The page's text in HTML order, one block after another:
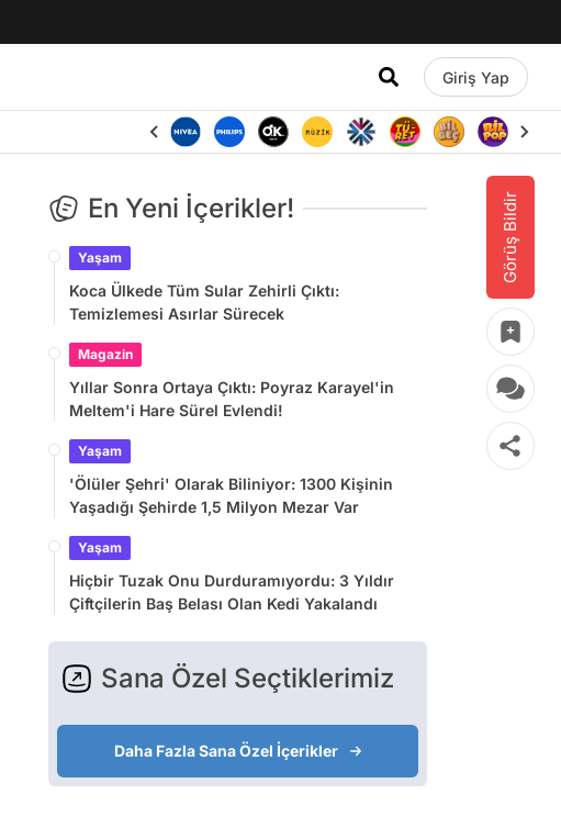
Giriş Yap
Görüş Bildir
En Yeni İçerikler!
Yaşam
Koca Ülkede Tüm Sular Zehirli Çıktı:
Temizlemesi Asırlar Sürecek
Magazin
Yıllar Sonra Ortaya Çıktı: Poyraz Karayel'in
Meltem'i Hare Sürel Evlendi!
Yaşam
'Ölüler Şehri' Olarak Biliniyor: 1300 Kişinin
Yaşadığı Şehirde 1,5 Milyon Mezar Var
Yaşam
Hiçbir Tuzak Onu Durduramıyordu: 3 Yıldır
Çiftçilerin Baş Belası Olan Kedi Yakalandı
Sana Özel Seçtiklerimiz
Daha Fazla Sana Özel İçerikler